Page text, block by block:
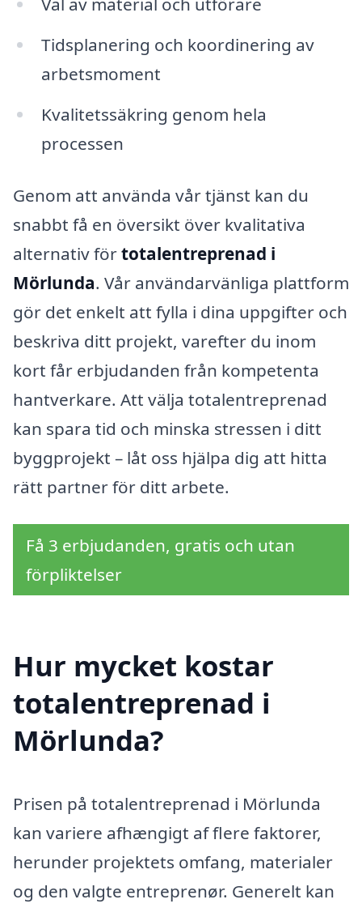
Tidsplanering och koordinering av
arbetsmoment
Kvalitetssäkring genom hela
processen
Genom att använda vår tjänst kan du
snabbt få en översikt över kvalitativa
alternativ förtotalentreprenad i
Mörlunda. Vår användarvänliga plattform
gör det enkelt att fylla i dina uppgifter och
beskriva ditt projekt, varefter du inom
kort får erbjudanden från kompetenta
hantverkare. Att välja totalentreprenad
kan spara tid och minska stressen i ditt
byggprojekt – låt oss hjälpa dig att hitta
rätt partner för ditt arbete.
Få 3 erbjudanden, gratis och utan
förpliktelser
Hur mycket kostar
totalentreprenad i
Mörlunda?
Prisen på totalentreprenad i Mörlunda
kan variere afhængigt af flere faktorer,
herunder projektets omfang, materialer
og den valgte entreprenør. Generelt kan